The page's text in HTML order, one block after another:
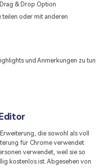
& Drop Option
teilen oder mit anderen
und Anmerkungen zu tun
die sowohl als voll
für Chrome verwendet
verwendet, weil sie so
kostenlos ist. Abgesehen von